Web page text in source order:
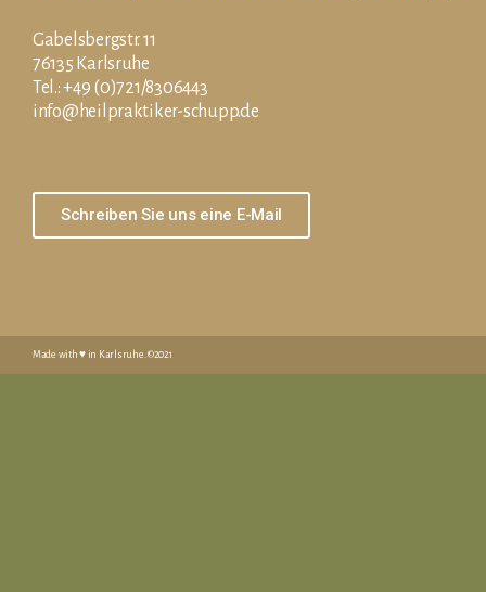
Gabelsbergstr. 11
76135 Karlsruhe
Tel.: +49 (0)721/8306443
info@heilpraktiker-schupp.de
Schreiben Sie uns eine E-Mail
Made with ♥️ in Karlsruhe. ©2021